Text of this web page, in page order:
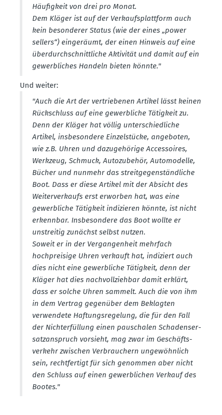
Häufigkeit von drei pro Monat.
Dem Kläger ist auf der Verkaufs­plattform auch
kein beson­derer Status (wie der eines „power
sellers“) einge­räumt, der einen Hinweis auf eine
überdurch­schnitt­liche Aktivität und damit auf ein
gewerb­liches Handeln bieten könnte."
Und weiter:
"Auch die Art der vertrie­benen Artikel lässt keinen
Rückschluss auf eine gewerb­liche Tätigkeit zu.
Denn der Kläger hat völlig unter­schied­liche
Artikel, insbe­sondere Einzel­stücke, angeboten,
wie z.B. Uhren und dazuge­hörige Acces­soires,
Werkzeug, Schmuck, Autozu­behör, Automo­delle,
Bücher und nunmehr das streit­ge­gen­ständ­liche
Boot. Dass er diese Artikel mit der Absicht des
Weiter­ver­kaufs erst erworben hat, was eine
gewerb­liche Tätigkeit indizieren könnte, ist nicht
erkennbar. Insbe­sondere das Boot wollte er
unstreitig zunächst selbst nutzen.
Soweit er in der Vergan­genheit mehrfach
hochpreisige Uhren verkauft hat, indiziert auch
dies nicht eine gewerb­liche Tätigkeit, denn der
Kläger hat dies nachvoll­ziehbar damit erklärt,
dass er solche Uhren sammelt. Auch die von ihm
in dem Vertrag gegenüber dem Beklagten
verwendete Haftungs­re­gelung, die für den Fall
der Nicht­er­füllung einen pauschalen Schadens­er­
satz­an­spruch vorsieht, mag zwar im Geschäfts­
verkehr zwischen Verbrau­chern ungewöhnlich
sein, recht­fertigt für sich genommen aber nicht
den Schluss auf einen gewerb­lichen Verkauf des
Bootes."